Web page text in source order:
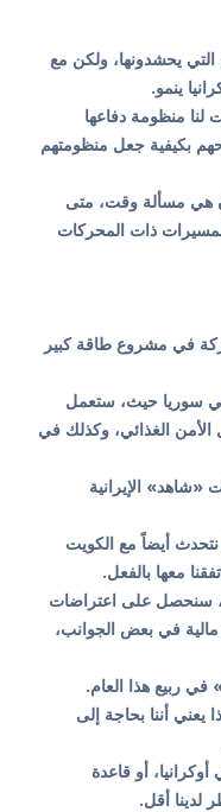
يحشدونها، ولكن مع
ينمو.
منظومة دفاعها
بكيفية جعل منظومتهم
هي مسألة وقت، متى
ذات المحركات
في مشروع طاقة كبير
سوريا حيث، ستعمل
الغذائي، وكذلك في
الإيرانية
أيضاً مع الكويت
معها بالفعل.
سنحصل على اعتراضات
مالية في بعض الجوانب،
ربيع هذا العام.
يعني أننا بحاجة إلى
أو قاعدة
لدينا أقل.